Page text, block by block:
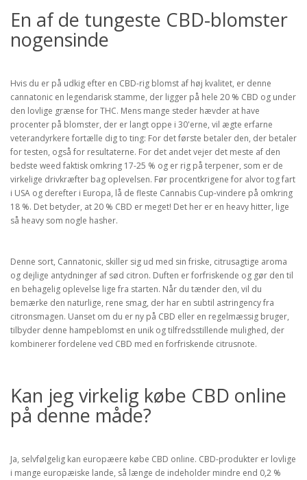
En af de tungeste CBD-blomster
nogensinde
Hvis du er på udkig efter en CBD-rig blomst af høj kvalitet, er denne
cannatonic en legendarisk stamme, der ligger på hele 20 % CBD og under
den lovlige grænse for THC. Mens mange steder hævder at have
procenter på blomster, der er langt oppe i 30'erne, vil ægte erfarne
veterandyrkere fortælle dig to ting: For det første betaler den, der betaler
for testen, også for resultaterne. For det andet vejer det meste af den
bedste weed faktisk omkring 17-25 % og er rig på terpener, som er de
virkelige drivkræfter bag oplevelsen. Før procentkrigene for alvor tog fart
i USA og derefter i Europa, lå de fleste Cannabis Cup-vindere på omkring
18 %. Det betyder, at 20 % CBD er meget! Det her er en heavy hitter, lige
så heavy som nogle hasher.
Denne sort, Cannatonic, skiller sig ud med sin friske, citrusagtige aroma
og dejlige antydninger af sød citron. Duften er forfriskende og gør den til
en behagelig oplevelse lige fra starten. Når du tænder den, vil du
bemærke den naturlige, rene smag, der har en subtil astringency fra
citronsmagen. Uanset om du er ny på CBD eller en regelmæssig bruger,
tilbyder denne hampeblomst en unik og tilfredsstillende mulighed, der
kombinerer fordelene ved CBD med en forfriskende citrusnote.
Kan jeg virkelig købe CBD online
på denne måde?
Ja, selvfølgelig kan europæere købe CBD online. CBD-produkter er lovlige
i mange europæiske lande, så længe de indeholder mindre end 0,2 %